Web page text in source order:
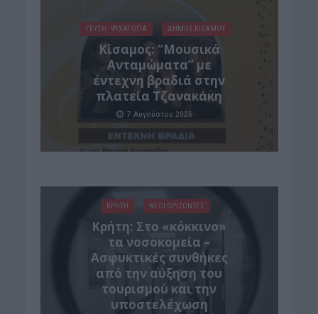
ΓΕΎΣΗ - ΨΥΧΑΓΩΓΊΑ ΔΉΜΟΣ ΚΙΣΆΜΟΥ
Κίσαμος: “Μουσικά
Ανταμώματα” με
έντεχνη βραδιά στην
πλατεία Τζανακάκη
7 Αυγούστου 2026
ΚΡΗΤΗ ΝΕΟΙ ΟΡΙΖΟΝΤΕΣ
Κρήτη: Στο «κόκκινο»
τα νοσοκομεία –
Ασφυκτικές συνθήκες
από την αύξηση του
τουρισμού και την
υποστελέχωση